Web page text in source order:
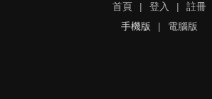
首頁 | 登入 |
註冊
手機版
| 電腦版